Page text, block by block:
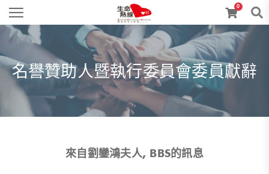
0
名譽贊助人暨執行委員會委員獻辭
來自劉鑾鴻夫人, BBS的訊息